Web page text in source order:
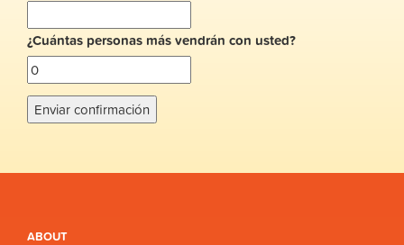
¿Cuántas personas más vendrán con usted?
ABOUT